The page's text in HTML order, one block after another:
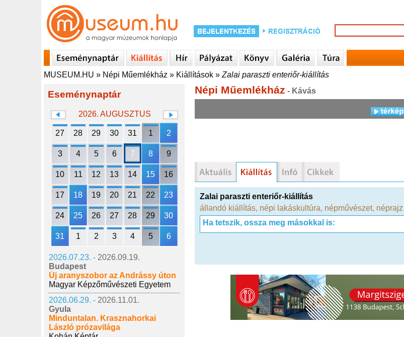
MUSEUM.HU » Népi Műemlékház » Kiállítások » Zalai paraszti enteriőr-kiállítás
Eseménynaptár
2026. AUGUSZTUS
27 28 29 30 31 1 2
3 4 5 6 7 8 9
10 11 12 13 14 15 16
17 18 19 20 21 22 23
24 25 26 27 28 29 30
31 1 2 3 4 5 6
2026.07.23. - 2026.09.19.
Budapest
Új aranyszobor az Andrássy úton
Magyar Képzőművészeti Egyetem
2026.06.29. - 2026.11.01.
Gyula
Minduntalan. Krasznahorkai
László prózavilága
Népi Műemlékház - Kávás
Zalai paraszti enteriőr-kiállítás
állandó kiállítás, népi lakáskultúra, népművészet, néprajz
Ha tetszik, ossza meg másokkal is: